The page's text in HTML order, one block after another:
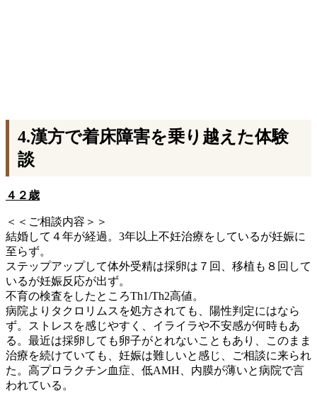
4.漢方で着床障害を乗り越えた体験
談
４２歳
＜＜ご相談内容＞＞
結婚して４年が経過。3年以上不妊治療をしているが妊娠に
至らず。
ステップアップして体外受精は採卵は７回、移植も８回して
いるが妊娠反応が出ず。
不育の検査をしたところTh1/Th2高値。
病院よりタクロリムスを処方されても、陽性判定にはなら
ず。ストレスを感じやすく、イライラや不安感が何時もあ
る。最近は採卵しても卵子がとれないこともあり、このまま
治療を続けていても、妊娠は難しいと感じ、ご相談に来られ
た。高プロラクチン血症、低AMH、内膜が薄いと病院で言
われている。